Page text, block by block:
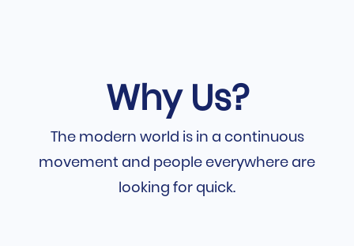
Why Us?
The modern world is in a continuous
movement and people everywhere are
looking for quick.